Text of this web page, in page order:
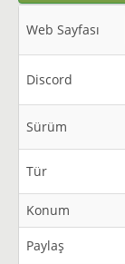
Web Sayfası
Discord
Sürüm
Tür
Konum
Paylaş